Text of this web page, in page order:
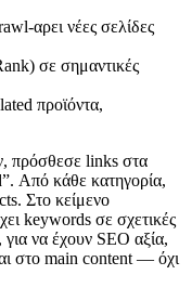
αρει νέες σελίδες
σε σημαντικές
προϊόντα,
πρόσθεσε links στα
Από κάθε κατηγορία,
Στο κείμενο
keywords σε σχετικές
να έχουν SEO αξία,
στο main content — όχι